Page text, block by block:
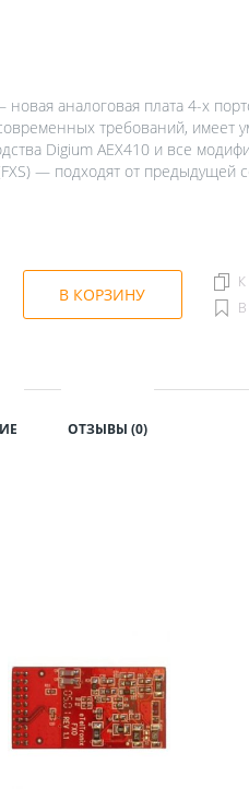
аналоговая плата 4-х
требований, имеет
Digium AEX410 и все
— подходят от предыдущей
В КОРЗИНУ
В
ОТЗЫВЫ (0)